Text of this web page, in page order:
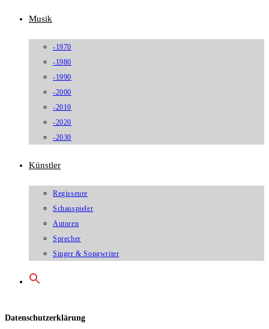
Musik
-1970
-1980
-1990
-2000
-2010
-2020
-2030
Künstler
Regisseure
Schauspieler
Autoren
Sprecher
Singer & Songwriter
Datenschutzerklärung